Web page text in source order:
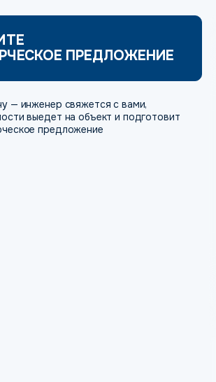
ПРЕДЛОЖЕНИЕ
— инженер свяжется с вами,
выедет на объект и подготовит
предложение